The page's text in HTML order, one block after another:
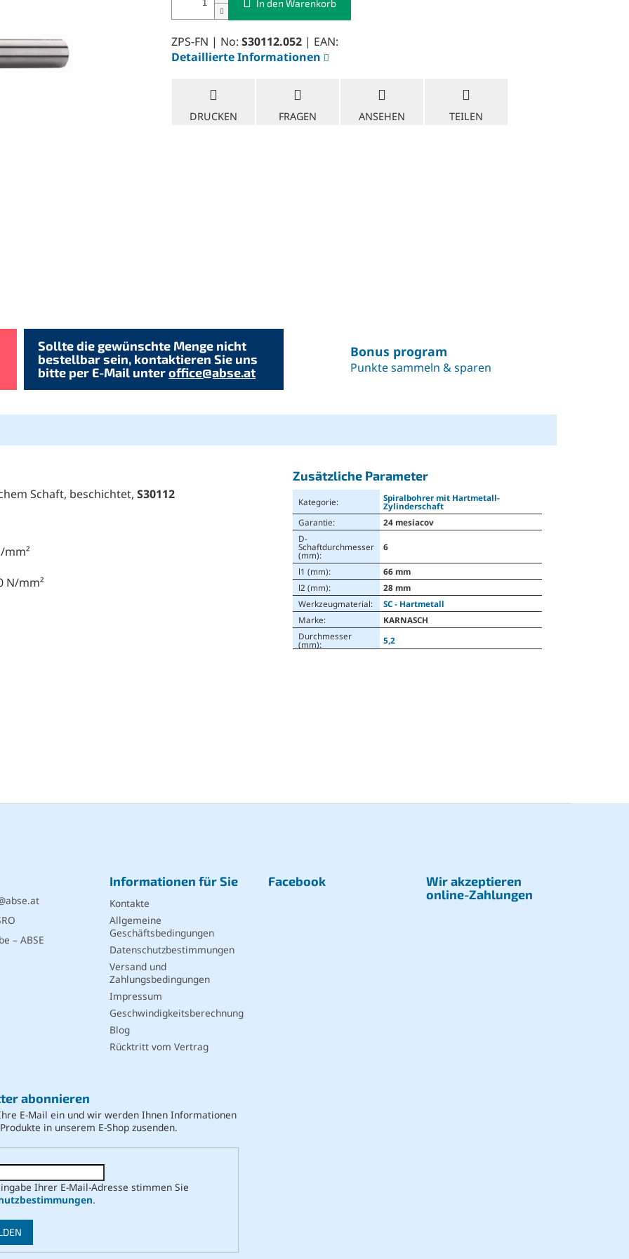
In den Warenkorb
ZPS-FN | No: S30112.052 | EAN:
Detaillierte Informationen
DRUCKEN FRAGEN ANSEHEN TEILEN
Sollte die gewünschte Menge nicht
bestellbar sein, kontaktieren Sie uns
bitte per E-Mail unteroffice@abse.at
Bonus program
Punkte sammeln & sparen
Schaft, beschichtet, S30112
mm²
N/mm²
Zusätzliche Parameter
Kategorie: Spiralbohrer mit Hartmetall-
Zylinderschaft
Garantie:
24 mesiacov
D-
Schaftdurchmesser
(mm):
6
l1 (mm):
66 mm
l2 (mm):
28 mm
Werkzeugmaterial:
SC - Hartmetall
Marke:
KARNASCH
Durchmesser
(mm): 5,2
abse.at
– ABSE
Informationen für Sie
Kontakte
Allgemeine
Geschäftsbedingungen
Datenschutzbestimmungen
Versand und
Zahlungsbedingungen
Impressum
Geschwindigkeitsberechnung
Blog
Rücktritt vom Vertrag
Facebook
Wir akzeptieren
online-Zahlungen
abonnieren
E-Mail ein und wir werden Ihnen Informationen
in unserem E-Shop zusenden.
Ihrer E-Mail-Adresse stimmen Sie
.